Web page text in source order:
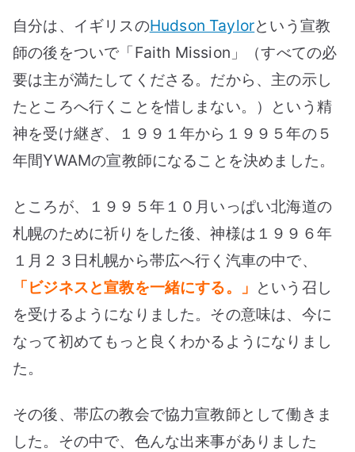
自分は、イギリスのHudson Taylorという宣教
師の後をついで「Faith Mission」（すべての必
要は主が満たしてくださる。だから、主の示し
たところへ行くことを惜しまない。）という精
神を受け継ぎ、１９９１年から１９９５年の５
年間YWAMの宣教師になることを決めました。
ところが、１９９５年１０月いっぱい北海道の
札幌のために祈りをした後、神様は１９９６年
１月２３日札幌から帯広へ行く汽車の中で、
「ビジネスと宣教を一緒にする。」 という召し
を受けるようになりました。その意味は、今に
なって初めてもっと良くわかるようになりまし
た。
その後、帯広の教会で協力宣教師として働きま
した。その中で、色んな出来事がありました